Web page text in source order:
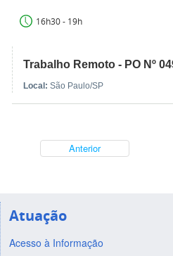
16h30 - 19h
Trabalho Remoto - PO Nº
Local: São Paulo/SP
Anterior
Atuação
Acesso à Informação